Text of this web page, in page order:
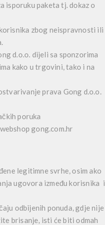
isporuku paketa tj. dokaz o
zbog neispravnosti ili
d.o.o. dijeli sa sponzorima
kako u trgovini, tako i na
prava Gong d.o.o.
poruka
gong.com.hr
legitimne svrhe, osim ako
ugovora između korisnika i
odbijenih ponuda, gdje nije
brisanje, isti će biti odmah